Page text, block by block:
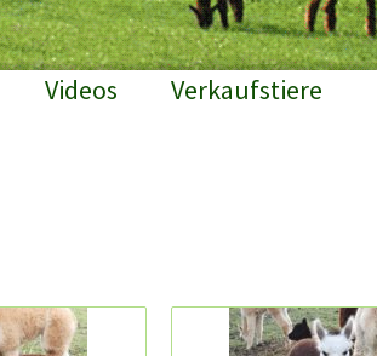
Videos Verkaufstiere